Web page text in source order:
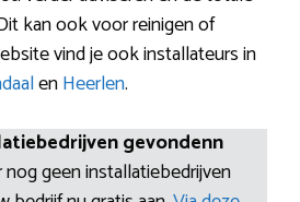
kan ook voor reinigen of
vind je ook installateurs in
enHeerlen.
gevondenn
geen installatiebedrijven